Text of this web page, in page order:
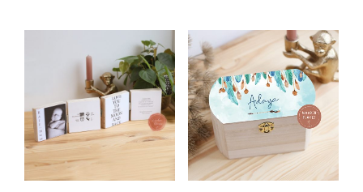
variaties.
Deze
optie
kan
gekozen
worden
op
de
productpagina